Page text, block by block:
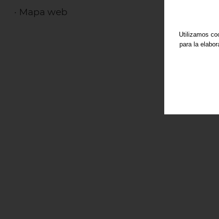
· Mapa web
Utilizamos
para la